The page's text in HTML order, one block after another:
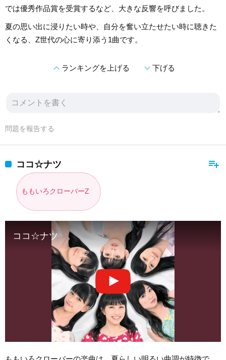
では優秀作品賞を受賞するなど、大きな反響を呼びました。
夏の思い出に浸りたい時や、自分を奮い立たせたい時に聴きた
くなる、Z世代の心に寄り添う1曲です。
expand_lessランキングを上げる expand_more下げる
問題を報告する
playlist_add
ココ☆ナツ
ももいろクローバーZ
ココ☆ナツ